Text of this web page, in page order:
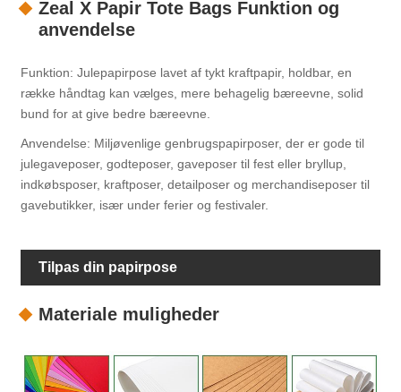
Zeal X Papir Tote Bags Funktion og
anvendelse
Funktion: Julepapirpose lavet af tykt kraftpapir, holdbar, en
række håndtag kan vælges, mere behagelig bæreevne, solid
bund for at give bedre bæreevne.
Anvendelse: Miljøvenlige genbrugspapirposer, der er gode til
julegaveposer, godteposer, gaveposer til fest eller bryllup,
indkøbsposer, kraftposer, detailposer og merchandiseposer til
gavebutikker, især under ferier og festivaler.
Tilpas din papirpose
Materiale muligheder